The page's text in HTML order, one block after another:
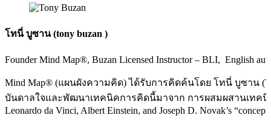
โทนี่ บูซาน (tony buzan )
Founder Mind Map®, Buzan Licensed Instructor – BLI, English
Mind Map® (แผนผังความคิด) ได้รับการคิดค้นโดย โทนี่ บูซาน
บันดาลใจและพัฒนาเทคนิคการคิดนี้มาจาก การผสมผสานเทค
Leonardo da Vinci, Albert Einstein, and Joseph D. Novak’s “concept